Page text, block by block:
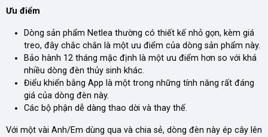
Ưu điểm
Dòng sản phẩm Netlea thường có thiết kế nhỏ gọn, kèm giá
treo, đây chắc chắn là một ưu điểm của dòng sản phẩm này.
Bảo hành 12 tháng mặc định là một ưu điểm hơn so với khá
nhiều dòng đèn thủy sinh khác.
Điểu khiển bằng App là một trong những tính năng rất đáng
giá của dòng đèn này.
Các bộ phận dễ dàng thao dời và thay thế.
Với một vài Anh/Em dùng qua và chia sẻ, dòng đèn này ép cây lên